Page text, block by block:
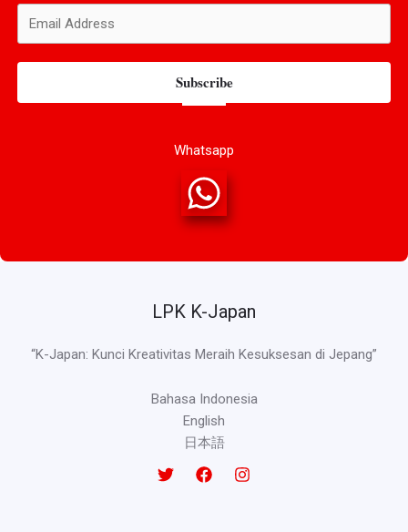
Subscribe
Whatsapp
LPK K-Japan
“K-Japan: Kunci Kreativitas Meraih Kesuksesan di Jepang”
Bahasa Indonesia
English
日本語